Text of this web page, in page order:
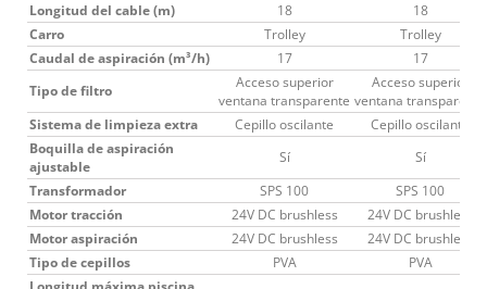
Longitud del cable (m)
18
18
Carro
Trolley
Trolley
Caudal de aspiración (m³/h)
17
17
Tipo de filtro
Acceso superior
ventana transparente
Acceso superior
ventana transparente
Sistema de limpieza extra
Cepillo oscilante
Cepillo oscilante
Boquilla de aspiración
ajustable
Sí
Sí
Transformador
SPS 100
SPS 100
Motor tracción
24V DC brushless
24V DC brushless
Motor aspiración
24V DC brushless
24V DC brushless
Tipo de cepillos
PVA
PVA